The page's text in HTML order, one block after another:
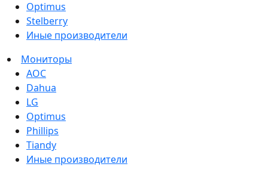
Optimus
Stelberry
Иные производители
Мониторы
AOC
Dahua
LG
Optimus
Phillips
Tiandy
Иные производители